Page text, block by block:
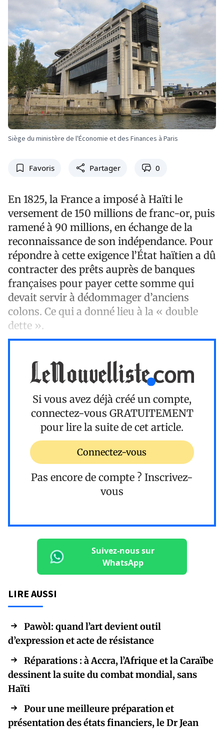
Siège du ministère de l'Économie et des Finances à Paris
Favoris Partager 0
En 1825, la France a imposé à Haïti le
versement de 150 millions de franc-or, puis
ramené à 90 millions, en échange de la
reconnaissance de son indépendance. Pour
répondre à cette exigence l’État haïtien a dû
contracter des prêts auprès de banques
françaises pour payer cette somme qui
devait servir à dédommager d’anciens
colons. Ce qui a donné lieu à la « double
dette ».
Si vous avez déjà créé un compte,
connectez-vous GRATUITEMENT
pour lire la suite de cet article.
Connectez-vous
Pas encore de compte ? Inscrivez-
vous
Suivez-nous sur
WhatsApp
LIRE AUSSI
Pawòl: quand l’art devient outil
d’expression et acte de résistance
Réparations : à Accra, l’Afrique et la Caraïbe
dessinent la suite du combat mondial, sans
Haïti
Pour une meilleure préparation et
présentation des états financiers, le Dr Jean